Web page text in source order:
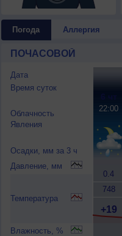
Погода Аллергия
ПОЧАСОВОЙ
Дата
Время суток
Облачность
Явления
Осадки, мм за 3 ч
Давление, мм
Температура
Влажность, %
22:00
0.4
748
+19